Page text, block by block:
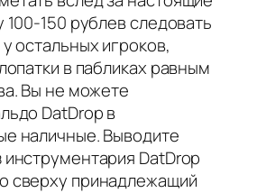
100-150 рублев следовать
остальных игроков,
в пабликах равным
Вы не можете
DatDrop в
наличные. Выводите
DatDrop
сверху принадлежащий